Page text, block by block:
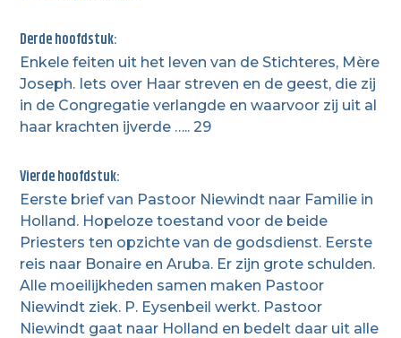
Derde hoofdstuk:
Enkele feiten uit het leven van de Stichteres, Mère
Joseph. Iets over Haar streven en de geest, die zij
in de Congregatie verlangde en waarvoor zij uit al
haar krachten ijverde ….. 29
Vierde hoofdstuk:
Eerste brief van Pastoor Niewindt naar Familie in
Holland. Hopeloze toestand voor de beide
Priesters ten opzichte van de godsdienst. Eerste
reis naar Bonaire en Aruba. Er zijn grote schulden.
Alle moeilijkheden samen maken Pastoor
Niewindt ziek. P. Eysenbeil werkt. Pastoor
Niewindt gaat naar Holland en bedelt daar uit alle